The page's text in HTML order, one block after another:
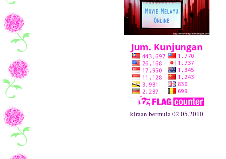
kiraan bermula 02.05.2010